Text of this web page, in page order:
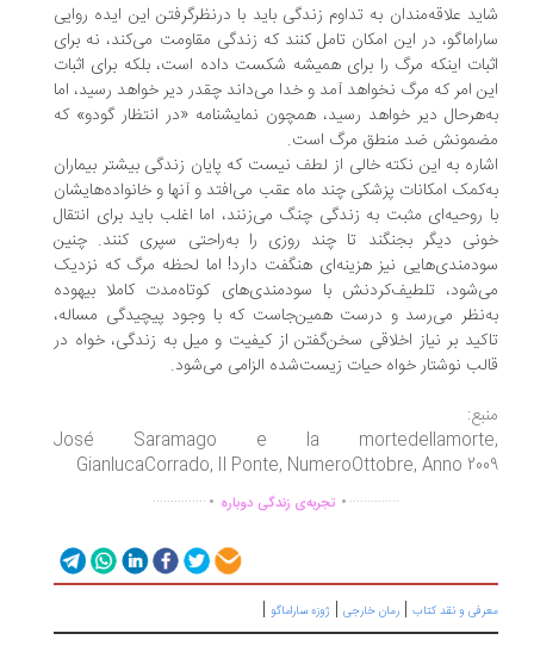
علاقه‌مندان به تداوم زندگی باید با درنظرگرفتن این ایده روایی
در این امکان تامل کنند که زندگی مقاومت می‌کند، نه برای
اینکه مرگ را برای همیشه شکست داده است، بلکه برای اثبات
امر که مرگ نخواهد آمد و خدا می‌داند چقدر دیر خواهد رسید، اما
دیر خواهد رسید، همچون نمایشنامه «در انتظار گودو» که
ضد منطق مرگ است.
به این نکته خالی از لطف نیست که پایان زندگی‌ بیشتر بیماران
امکانات پزشکی چند ماه عقب می‌افتد و آنها و خانواده‌هایشان
روحیه‌ای مثبت به زندگی چنگ می‌زنند، اما اغلب باید برای انتقال
دیگر بجنگند تا چند روزی را به‌راحتی سپری کنند. چنین
نیز هزینه‌ای هنگفت دارد! اما لحظه مرگ که نزدیک
تلطیف‌کردنش با سودمندی‌های کوتاه‌‌مدت کاملا بیهوده
می‌رسد و درست همین‌جاست که با وجود پیچیدگی مساله،
بر نیاز اخلاقی سخن‌گفتن از کیفیت و میل به زندگی، خواه در
نوشتار خواه حیات زیست‌شده الزامی می‌شود.
José Saramago e la
GianlucaCorrado, Il Ponte, NumeroOttobre, Anno
................تجربه‌ی زندگی دوباره ...............
و نقد کتاب|رمان خارجی|ژوزه ساراماگو|